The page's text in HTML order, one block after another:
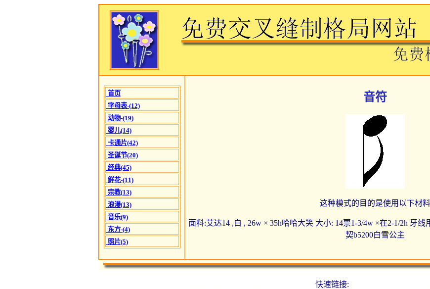
首页
字母表-(12)
动物-(19)
婴儿(14)
卡通片(42)
圣诞节(20)
经典(45)
鲜花-(11)
宗教(13)
浪漫(13)
音乐(9)
东方-(4)
照片(5)
音符
这种模式的目的是使用以下材料
面料:艾达14 ,白 , 26w × 35h哈哈大笑 大小: 14票1-3/4w ×在2-1/2h 牙
契b5200白雪公主
快速链接: